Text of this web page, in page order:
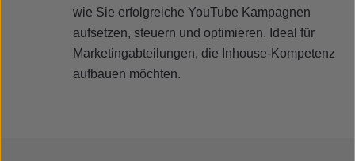
wie Sie erfolgreiche YouTube Kampagnen
aufsetzen, steuern und optimieren. Ideal für
Marketingabteilungen, die Inhouse-Kompetenz
aufbauen möchten.